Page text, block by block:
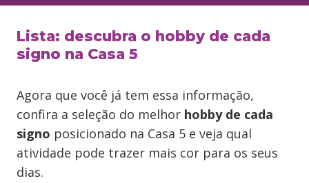
Lista: descubra o hobby de cada
signo na Casa 5
Agora que você já tem essa informação,
confira a seleção do melhor hobby de cada
signo posicionado na Casa 5 e veja qual
atividade pode trazer mais cor para os seus
dias.